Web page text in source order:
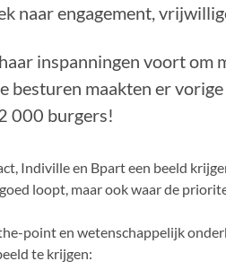
naar engagement,
inspanningen voort om
maakten er
000 burgers!
Indiville en Bpart een beeld
loopt, maar ook waar de
point en wetenschappelijk
te krijgen: